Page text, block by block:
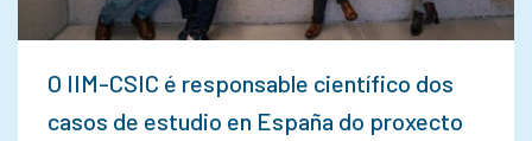
O IIM-CSIC é responsable científico dos
casos de estudio en España do proxecto